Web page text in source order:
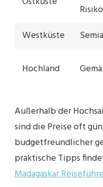
Risiko
Westküste
Hochland
Außerhalb der
sind die Preise oft
budgetfreundlicher
praktische Tipps
Madagaskar